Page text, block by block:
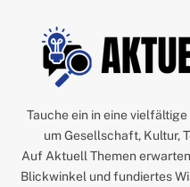
Tauche ein in eine
um Gesellschaft, Kultur,
Auf Aktuell Themen
Blickwinkel und fundiertes